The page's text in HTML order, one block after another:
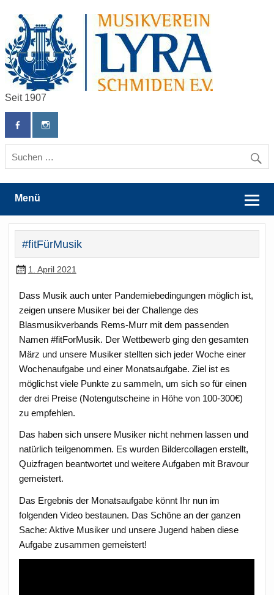
content
Musikverein Lyra Schmiden e.V.
Seit 1907
Menü
#fitFürMusik
1. April 2021
Dass Musik auch unter Pandemiebedingungen möglich ist,
zeigen unsere Musiker bei der Challenge des
Blasmusikverbands Rems-Murr mit dem passenden
Namen #fitForMusik. Der Wettbewerb ging den gesamten
März und unsere Musiker stellten sich jeder Woche einer
Wochenaufgabe und einer Monatsaufgabe. Ziel ist es
möglichst viele Punkte zu sammeln, um sich so für einen
der drei Preise (Notengutscheine in Höhe von 100-300€)
zu empfehlen.
Das haben sich unsere Musiker nicht nehmen lassen und
natürlich teilgenommen. Es wurden Bildercollagen erstellt,
Quizfragen beantwortet und weitere Aufgaben mit Bravour
gemeistert.
Das Ergebnis der Monatsaufgabe könnt Ihr nun im
folgenden Video bestaunen. Das Schöne an der ganzen
Sache: Aktive Musiker und unsere Jugend haben diese
Aufgabe zusammen gemeistert!